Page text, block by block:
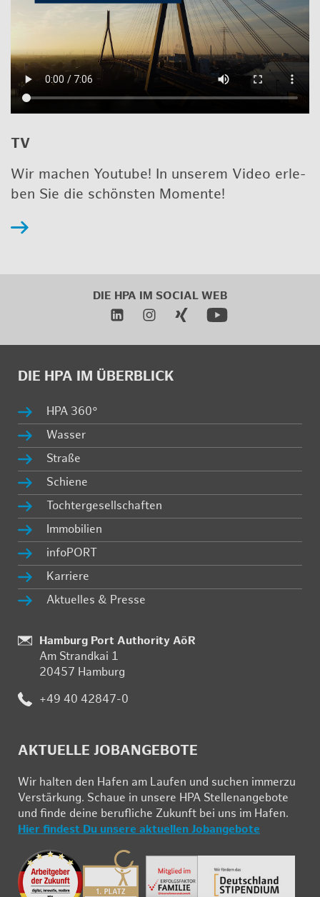
TV
Wir ma­chen Youtube! In un­se­rem Video er­le­
ben Sie die schöns­ten Mo­men­te!
DIE HPA IM SO­CIAL WEB
DIE HPA IM ÜBER­BLICK
HPA 360°
Was­ser
Stra­ße
Schie­ne
Toch­ter­ge­sell­schaf­ten
Im­mo­bi­li­en
in­fo­PORT
Kar­rie­re
Ak­tu­el­les & Pres­se
Stand­
ort:
Hamburg Port Authority AöR
Am Strand­kai 1
20457 Ham­burg
Te­
fon:
+49 40 42847-0
AK­TU­EL­LE JOB­AN­GE­BO­TE
Wir hal­ten den Ha­fen am Lau­fen und su­chen im­mer­zu
Ver­stär­kung. Schau­e in un­se­re HPA Stel­len­an­ge­bo­te
und fin­de deine be­ruf­li­che Zu­kunft bei uns im Ha­fen.
Hier fin­dest Du un­se­re ak­tu­el­len Job­an­ge­bo­te